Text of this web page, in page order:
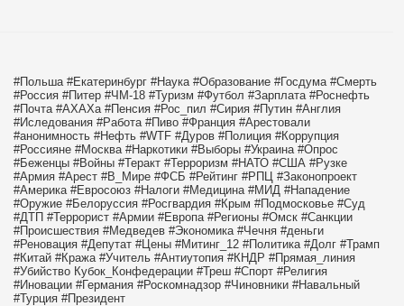
#Польша #Екатеринбург #Наука #Образование #Госдума #Смерть
#Россия #Питер #ЧМ-18 #Туризм #Футбол #Зарплата #Роснефть
#Почта #АХАХа #Пенсия #Рос_пил #Сирия #Путин #Англия
#Иследования #Работа #Пиво #Франция #Арестовали
#анонимность #Нефть #WTF #Дуров #Полиция #Коррупция
#Россияне #Москва #Наркотики #Выборы #Украина #Опрос
#Беженцы #Войны #Теракт #Терроризм #НАТО #США #Рузке
#Армия #Арест #В_Мире #ФСБ #Рейтинг #РПЦ #Законопроект
#Америка #Евросоюз #Налоги #Медицина #МИД #Нападение
#Оружие #Белоруссия #Росгвардия #Крым #Подмосковье #Суд
#ДТП #Террорист #Армии #Европа #Регионы #Омск #Санкции
#Происшествия #Медведев #Экономика #Чечня #деньги
#Реновация #Депутат #Цены #Митинг_12 #Политика #Долг #Трамп
#Китай #Кража #Учитель #Антиутопия #КНДР #Прямая_линия
#Убийство Кубок_Конфедерации #Треш #Спорт #Религия
#Иновации #Германия #Роскомнадзор #Чиновники #Навальный
#Турция #Президент